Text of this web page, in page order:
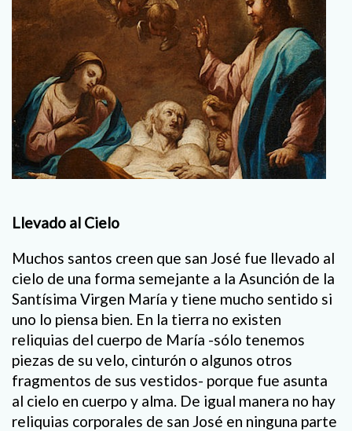
Llevado al Cielo
Muchos santos creen que san José fue llevado al
cielo de una forma semejante a la Asunción de la
Santísima Virgen María y tiene mucho sentido si
uno lo piensa bien. En la tierra no existen
reliquias del cuerpo de María -sólo tenemos
piezas de su velo, cinturón o algunos otros
fragmentos de sus vestidos- porque fue asunta
al cielo en cuerpo y alma. De igual manera no hay
reliquias corporales de san José en ninguna parte